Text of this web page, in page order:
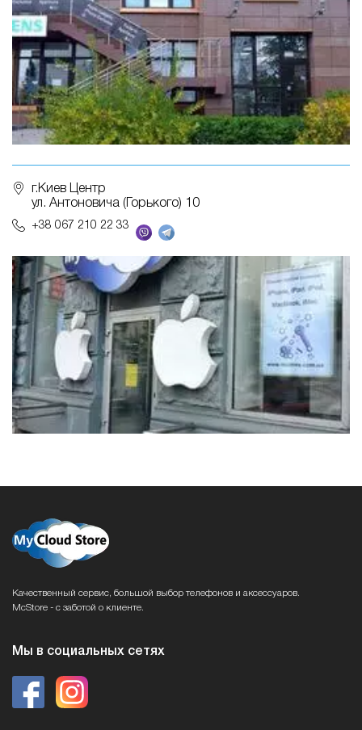
г.Киев Центр
ул. Антоновича (Горького) 10
+38 067 210 22 33
Качественный сервис, большой выбор телефонов и аксессуаров.
McStore - с заботой о клиенте.
Мы в социальных сетях